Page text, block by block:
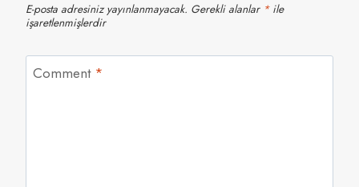
E-posta adresiniz yayınlanmayacak. Gerekli alanlar *ile
işaretlenmişlerdir
Comment *